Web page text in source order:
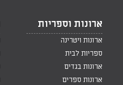
ארונות וספריות
ארונות ויטרינה
ספריות לבית
ארונות בגדים
ארונות ספרים